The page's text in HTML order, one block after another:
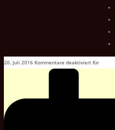
20. Juli 2016 Kommentare deaktiviert für